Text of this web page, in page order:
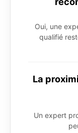
Oui, une
qualifié
La
Un expert